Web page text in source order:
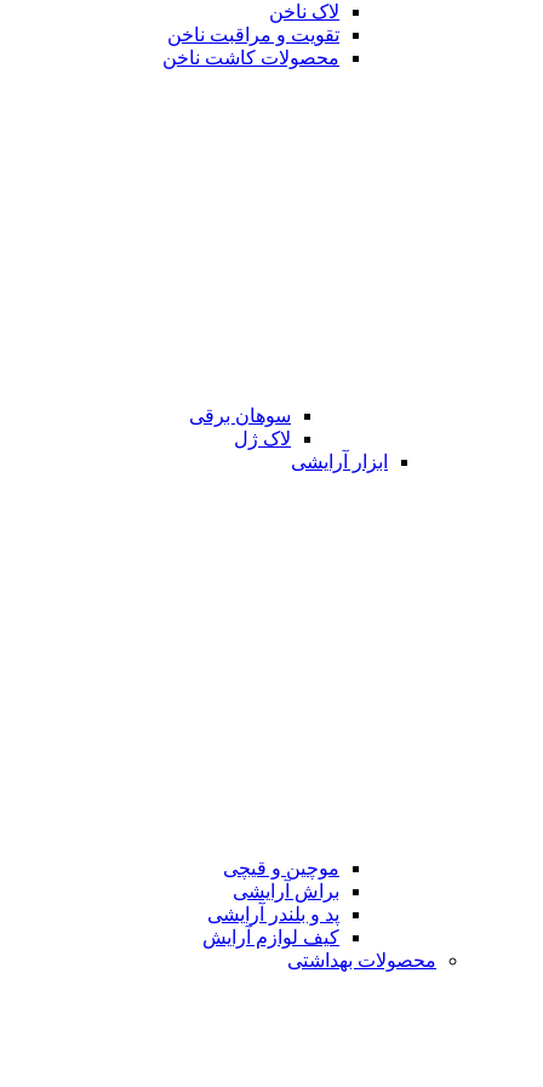
لاک ناخن
تقویت و مراقبت ناخن
محصولات کاشت ناخن
سوهان برقی
لاک ژل
ابزار آرایشی
موچین و قیچی
براش آرایشی
پد و بلندر آرایشی
کیف لوازم آرایش
محصولات بهداشتی